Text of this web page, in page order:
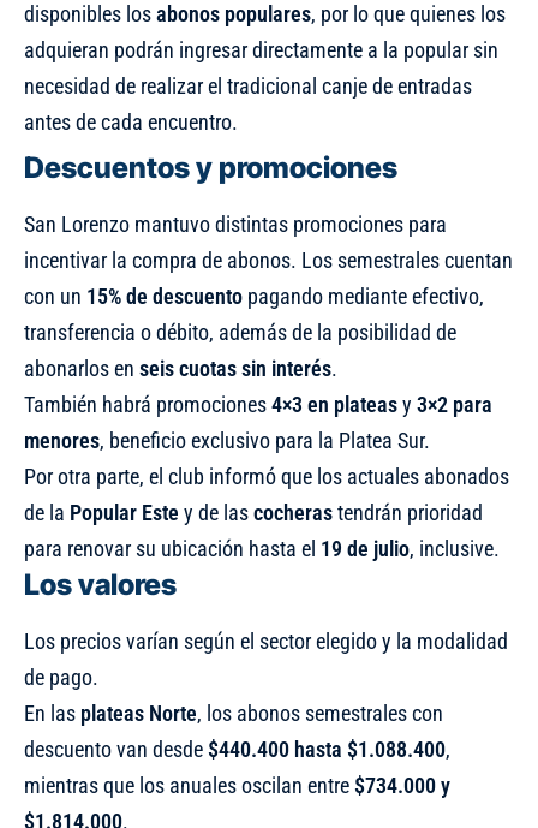
disponibles losabonos populares, por lo que quienes los
adquieran podrán ingresar directamente a la popular sin
necesidad de realizar el tradicional canje de entradas
antes de cada encuentro.
Descuentos y promociones
San Lorenzo mantuvo distintas promociones para
incentivar la compra de abonos. Los semestrales cuentan
con un 15% de descuento pagando mediante efectivo,
transferencia o débito, además de la posibilidad de
abonarlos en seis cuotas sin interés.
También habrá promociones4×3 en plateasy 3×2 para
menores, beneficio exclusivo para la Platea Sur.
Por otra parte, el club informó que los actuales abonados
de la Popular Este y de lascocherastendrán prioridad
para renovar su ubicación hasta el 19 de julio, inclusive.
Los valores
Los precios varían según el sector elegido y la modalidad
de pago.
En las plateas Norte, los abonos semestrales con
descuento van desde$440.400 hasta $1.088.400,
mientras que los anuales oscilan entre$734.000 y
$1.814.000.